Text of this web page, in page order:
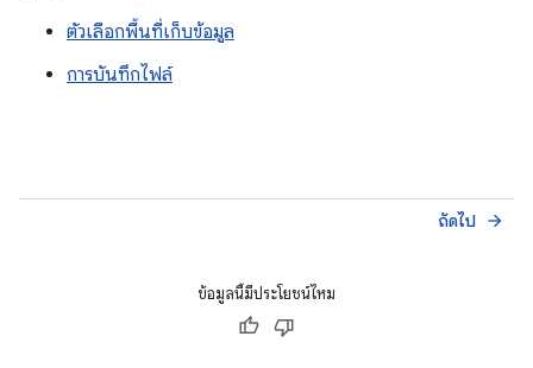
ตัวเลือกพื้นที่เก็บข้อมูล
การบันทึกไฟล์
ถัดไป arrow_forward
ข้อมูลนี้มีประโยชน์ไหม